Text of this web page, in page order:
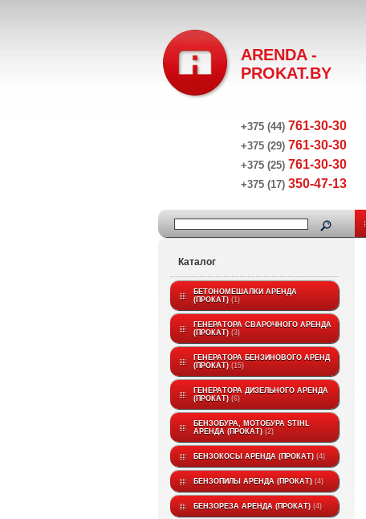
ARENDA -
PROKAT.BY
+375 (44) 761-30-30
+375 (29) 761-30-30
+375 (25) 761-30-30
+375 (17) 350-47-13
Каталог
БЕТОНОМЕШАЛКИ АРЕНДА
(ПРОКАТ) 1
ГЕНЕРАТОРА СВАРОЧНОГО АРЕНДА
(ПРОКАТ) 3
ГЕНЕРАТОРА БЕНЗИНОВОГО АРЕНД
(ПРОКАТ) 15
ГЕНЕРАТОРА ДИЗЕЛЬНОГО АРЕНДА
(ПРОКАТ) 6
БЕНЗОБУРА, МОТОБУРА STIHL
АРЕНДА (ПРОКАТ) 2
БЕНЗОКОСЫ АРЕНДА (ПРОКАТ) 4
БЕНЗОПИЛЫ АРЕНДА (ПРОКАТ) 4
БЕНЗОРЕЗА АРЕНДА (ПРОКАТ) 4